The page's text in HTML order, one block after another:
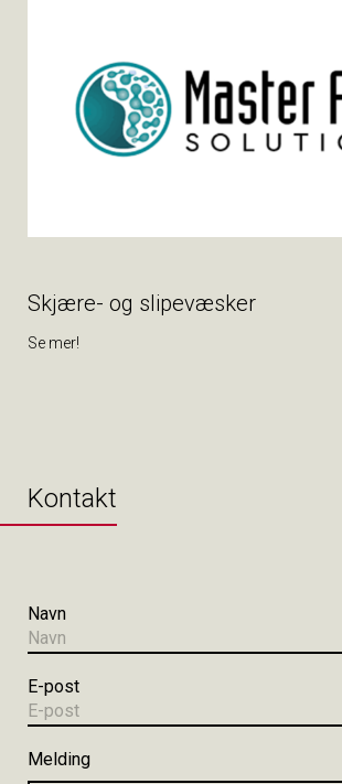
Skjære- og slipevæsker
Se mer!
Kontakt
Navn
E-post
Melding